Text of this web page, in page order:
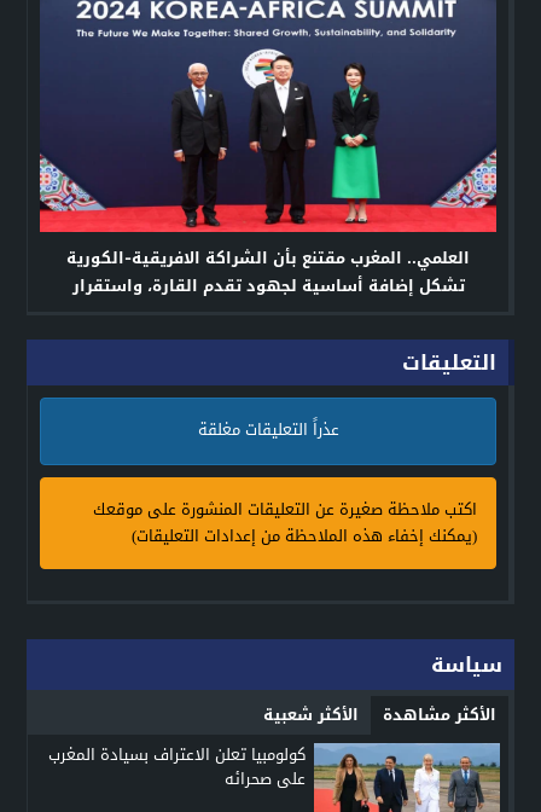
العلمي.. المغرب مقتنع بأن الشراكة الافريقية-الكورية
تشكل إضافة أساسية لجهود تقدم القارة، واستقرار
التعليقات
عذراً التعليقات مغلقة
اكتب ملاحظة صغيرة عن التعليقات المنشورة على موقعك
(يمكنك إخفاء هذه الملاحظة من إعدادات التعليقات)
سياسة
الأكثر مشاهدة الأكثر شعبية
كولومبيا تعلن الاعتراف بسيادة المغرب
على صحرائه